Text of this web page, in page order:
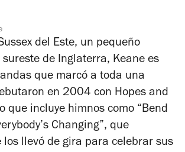
del Este, un pequeño
de Inglaterra, Keane es
que marcó a toda una
en 2004 con Hopes and
que incluye himnos como “Bend
Changing”, que
los llevó de gira para celebrar sus